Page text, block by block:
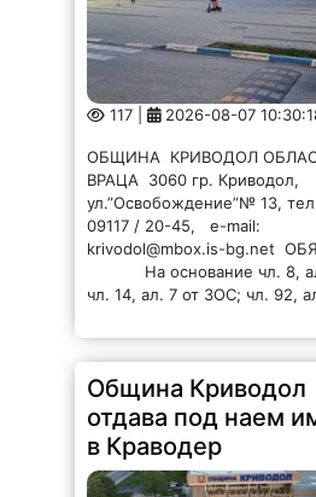
117 | 2026-08-07
ОБЩИНА КРИВОДОЛ
ВРАЦА 3060 гр. Криводол,
ул.”Освобождение”№ 13,
09117 / 20-45, e-mail:
krivodol@mbox.is-bg.net
На основание чл. 8,
чл. 14, ал. 7 от ЗОС; чл. 92,
Община Криводол
отдава под наем
в Краводер